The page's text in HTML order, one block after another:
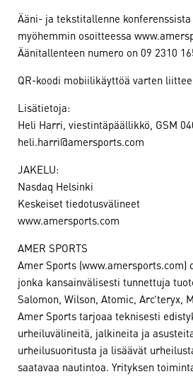
Ääni- ja tekstitallenne
myöhemmin osoitteessa
Äänitallenteen numero on 09 2310
QR-koodi mobiilikäyttöä varten
Lisätietoja:
Heli Harri, viestintäpäällikkö, GSM
heli.harri@amersports.com
JAKELU:
Nasdaq Helsinki
Keskeiset tiedotusvälineet
www.amersports.com
AMER SPORTS
Amer Sports (www.amersports.com)
jonka kansainvälisesti tunnettuja
Salomon, Wilson, Atomic, Arc’teryx,
Amer Sports tarjoaa teknisesti
urheiluvälineitä, jalkineita ja
urheilusuoritusta ja lisäävät
saatavaa nautintoa. Yrityksen